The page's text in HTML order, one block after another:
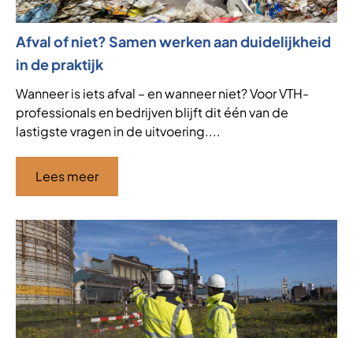
Afval of niet? Samen werken aan duidelijkheid
in de praktijk
Wanneer is iets afval – en wanneer niet? Voor VTH-
professionals en bedrijven blijft dit één van de
lastigste vragen in de uitvoering....
Lees meer